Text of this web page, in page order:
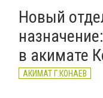
Новый
в акимате
АКИМАТ Г.КОНАЕВ